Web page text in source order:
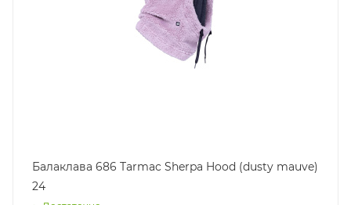
Балаклава 686 Tarmac Sherpa Hood (dusty mauve)
24